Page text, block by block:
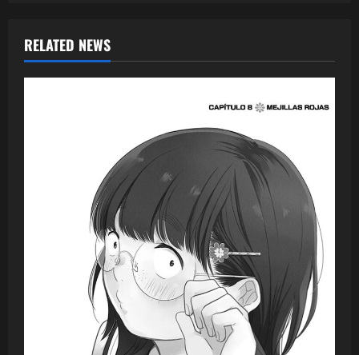
RELATED NEWS